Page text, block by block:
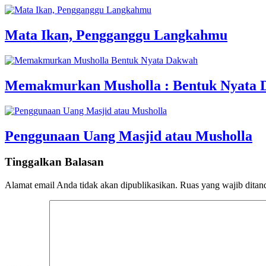
Mata Ikan, Pengganggu Langkahmu
Memakmurkan Musholla : Bentuk Nyata
Penggunaan Uang Masjid atau Musholla
Tinggalkan Balasan
Alamat email Anda tidak akan dipublikasikan. Ruas yang wajib